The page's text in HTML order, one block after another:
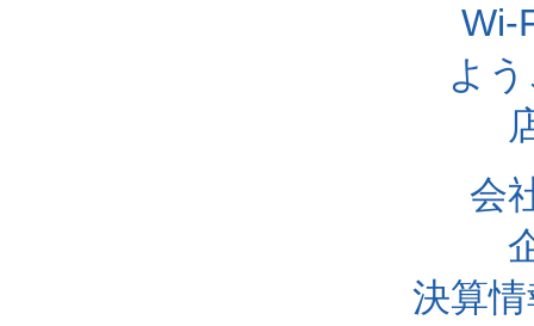
Wi-
よ
会
決算